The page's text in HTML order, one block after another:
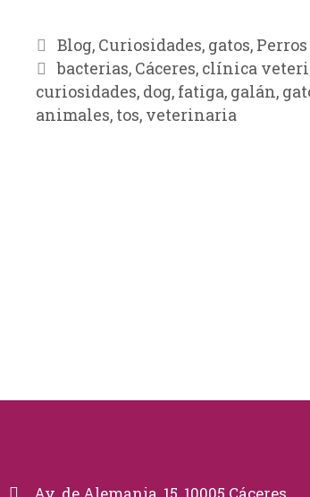
Blog, Curiosidades, gatos, Perros
bacterias, Cáceres, clínica
curiosidades, dog, fatiga, galán,
animales, tos, veterinaria